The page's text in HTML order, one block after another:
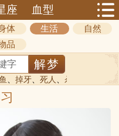
座 血型
体 生活
自然
品
、 掉牙、 死人 、 杀人